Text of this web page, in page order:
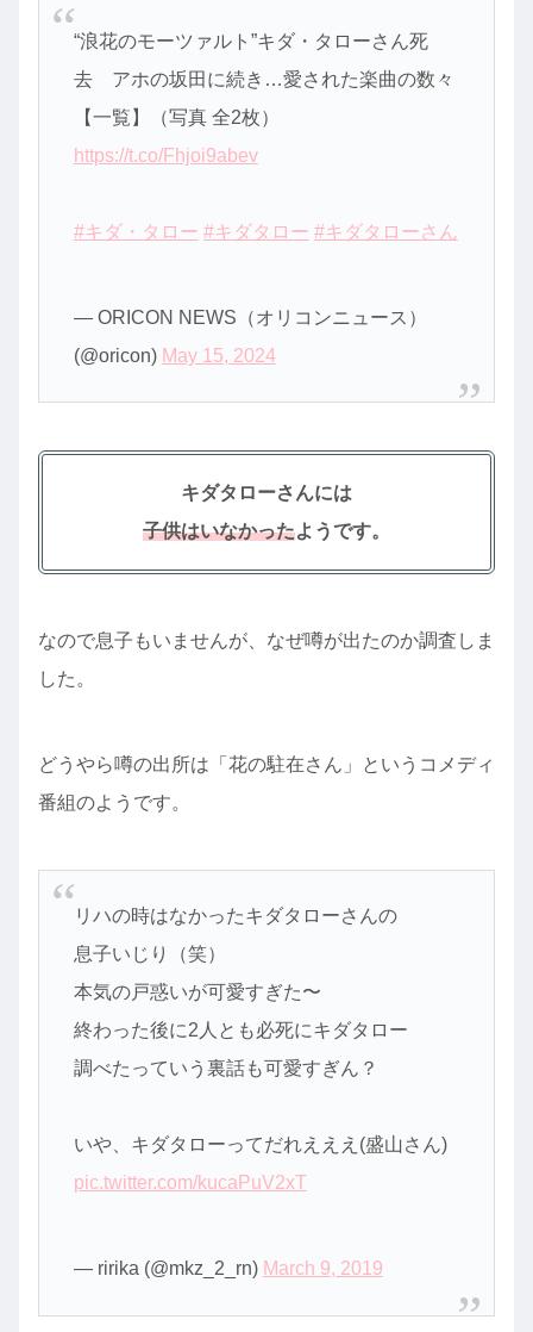
“浪花のモーツァルト”キダ・タローさん死
去 アホの坂田に続き…愛された楽曲の数々
【一覧】（写真 全2枚）
https://t.co/Fhjoi9abev
#キダ・タロー #キダタロー #キダタローさん
— ORICON NEWS（オリコンニュース）
(@oricon) May 15, 2024
キダタローさんには
子供はいなかったようです。
なので息子もいませんが、なぜ噂が出たのか調査しま
した。
どうやら噂の出所は「花の駐在さん」というコメディ
番組のようです。
リハの時はなかったキダタローさんの
息子いじり（笑）
本気の戸惑いが可愛すぎた〜
終わった後に2人とも必死にキダタロー
調べたっていう裏話も可愛すぎん？
いや、キダタローってだれえええ(盛山さん)
pic.twitter.com/kucaPuV2xT
— ririka (@mkz_2_rn) March 9, 2019